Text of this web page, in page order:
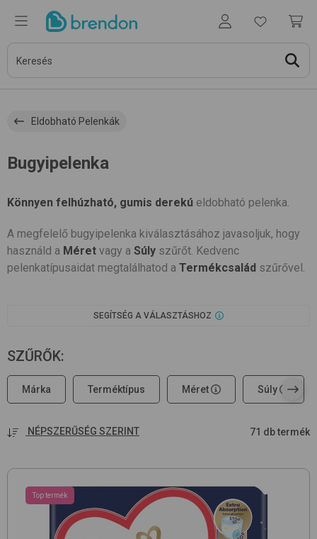
Eldobható Pelenkák
Bugyipelenka
Könnyen felhúzható, gumis derekú eldobható pelenka.
A megfelelő bugyipelenka kiválasztásához javasoljuk, hogy
használd a Méret vagy a Súly szűrőt. Kedvenc
pelenkatípusaidat megtalálhatod a Termékcsalád szűrővel.
SEGÍTSÉG A VÁLASZTÁSHOZ
SZŰRŐK:
Márka Terméktípus Méret Súly
NÉPSZERŰSÉG SZERINT 71 db termék
Top termék